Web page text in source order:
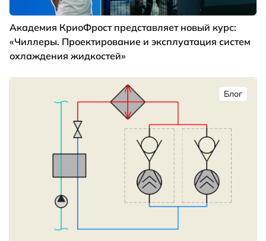
Академия КриоФрост представляет новый курс:
«Чиллеры. Проектирование и эксплуатация систем
охлаждения жидкостей»
Блог